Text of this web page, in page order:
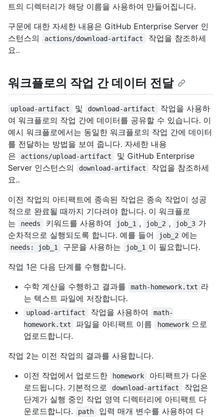
트의 디렉터리가 해당 이름을 사용하여 만들어집니다.
구문에 대한 자세한 내용은 GitHub Enterprise Server 인
스턴스의
actions/download-artifact
작업을 참조하세
요..
워크플로의 작업 간 데이터 전달
upload-artifact 및 download-artifact
작업을 사용하
여 워크플로의 작업 간에 데이터를 공유할 수 있습니다. 이
예시 워크플로에서는 동일한 워크플로의 작업 간에 데이터
를 전달하는 방법을 보여 줍니다. 자세한 내용
은
actions/upload-artifact
및 GitHub Enterprise
Server 인스턴스의
download-artifact
작업을 참조하세
요..
이전 작업의 아티팩트에 종속된 작업은 종속 작업이 성공
적으로 완료될 때까지 기다려야 합니다. 이 워크플로
는
needs 키워드를 사용하여 job_1 , job_2 , job_3 가
순차적으로 실행되도록 합니다. 예를 들어
job_2 에는
needs: job_1 구문을 사용하는 job_1 이 필요합니다.
작업 1은 다음 단계를 수행합니다.
수학 계산을 수행하고 결과를
math-homework.txt 라
는 텍스트 파일에 저장합니다.
upload-artifact 작업을 사용하여
math-
homework.txt
파일을 아티팩트 이름 homework 으로
업로드합니다.
작업 2는 이전 작업의 결과를 사용합니다.
이전 작업에서 업로드한
homework
아티팩트가 다운
로드됩니다. 기본적으로
download-artifact
작업은
단계가 실행 중인 작업 영역 디렉터리에 아티팩트 다
운로드합니다.
path
입력 매개 변수를 사용하여 다